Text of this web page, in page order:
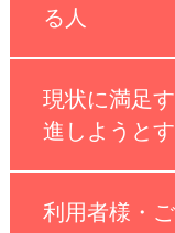
る人
現状に満足
進しようと
利用者様・